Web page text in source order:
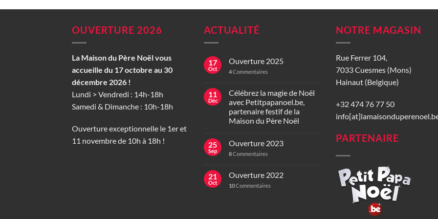
OUVERTURE 2026
La Maison du Père Noël vous
accueille du 17 octobre au 30
décembre 2026 !
Lundi > Vendredi : 14h-18h
Samedi & Dimanche : 10h-18h
Ouverture exceptionnelle le 1er et
11 novembre de 10h à 18h !
ACTUALITÉ
17
Oct
Ouverture 2025
4Commentaires
11
Déc
Célébrez la magie de Noël
avec Petitpapanoel.be,
partenaire festif de la
Maison du Père Noël
25
Sep
Ouverture 2023
8Commentaires
21
Oct
Ouverture 2022
10Commentaires
NOTRE MAGASIN
Rue Ferrer 104,
7033 Cuesmes (Mons)
Hainaut (Belgique)
+32 474 76 77 50
PARTENAIRE